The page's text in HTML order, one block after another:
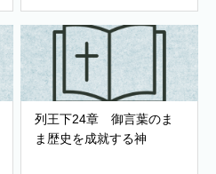
列王下24章 御言葉のま
ま歴史を成就する神